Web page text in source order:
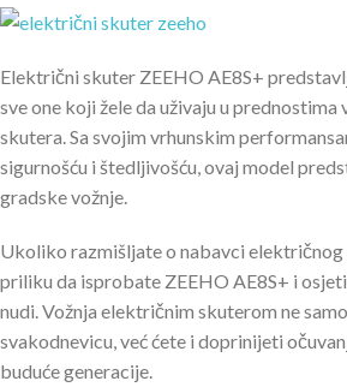
Električni skuter ZEEHO AE8S+
sve one koji žele da uživaju u prednostima
skutera. Sa svojim vrhunskim
sigurnošću i štedljivošću, ovaj model
gradske vožnje.
Ukoliko razmišljate o nabavci
priliku da isprobate ZEEHO AE8S+ i
nudi. Vožnja električnim skuterom ne
svakodnevicu, već ćete i doprinijeti
buduće generacije.